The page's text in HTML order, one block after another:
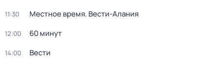
11:30 Местное время. Вести-Алания
12:00 60 минут
14:00 Вести